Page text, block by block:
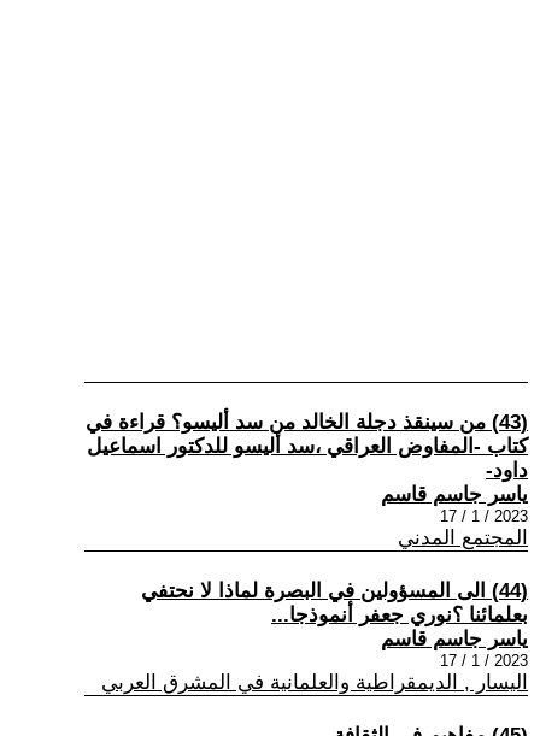
(43) من سينقذ دجلة الخالد من سد أليسو؟ قراءة في
كتاب -المفاوض العراقي ،سد أليسو للدكتور اسماعيل
داود-
ياسر جاسم قاسم
2023 / 1 / 17
المجتمع المدني
(44) الى المسؤولين في البصرة لماذا لا نحتفي
بعلمائنا ؟نوري جعفر أنموذجا...
ياسر جاسم قاسم
2023 / 1 / 17
اليسار , الديمقراطية والعلمانية في المشرق العربي